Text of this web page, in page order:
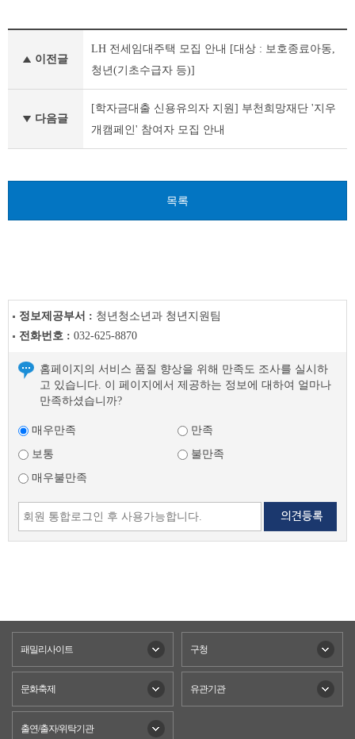
다
글
이전글
LH 전세임대주택 모집 안내 [대상 : 보호종료아동,
청년(기초수급자 등)]
다음글
[학자금대출 신용유의자 지원] 부천희망재단 '지우
개캠페인' 참여자 모집 안내
목록
정보제공부서 : 청년청소년과 청년지원팀
전화번호 : 032-625-8870
홈페이지의 서비스 품질 향상을 위해 만족도 조사를 실시하
고 있습니다. 이 페이지에서 제공하는 정보에 대하여 얼마나
만족하셨습니까?
매우만족
만족
보통
불만족
매우불만족
패밀리사이트 구청
문화축제 유관기관
출연/출자/위탁기관